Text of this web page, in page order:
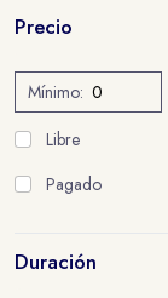
Precio
Mínimo:
Libre
Pagado
Duración